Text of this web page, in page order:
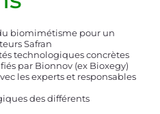
biomimétisme pour un
Safran
technologiques concrètes
par Bionnov (ex Bioxegy)
les experts et responsables
des différents